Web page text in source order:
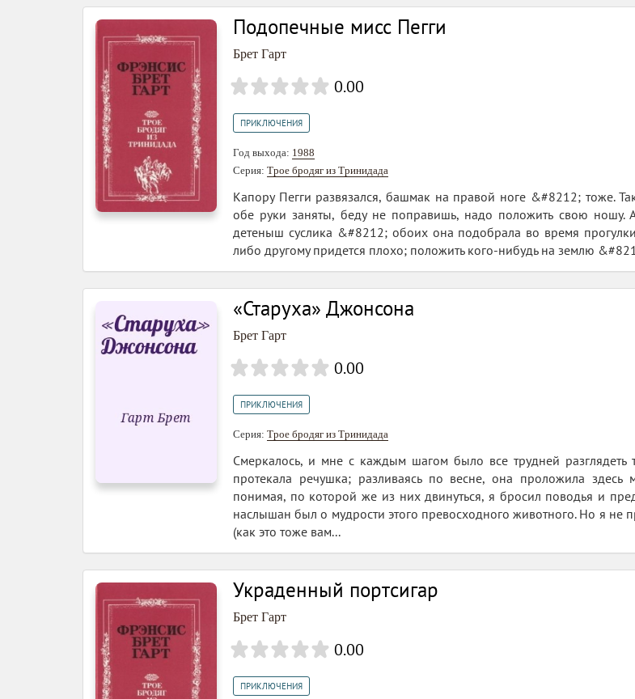
Подопечные мисс Пегги
Брет Гарт
0.00
ПРИКЛЮЧЕНИЯ
Год выхода: 1988
Серия: Трое бродяг из Тринидада
Капору Пегги развязался, башмак на правой ноге &#8212; тоже.
обе руки заняты, беду не поправишь, надо положить свою
детеныш суслика &#8212; обоих она подобрала во время
либо другому придется плохо; положить кого-нибудь на землю
«Старуха» Джонсона
Брет Гарт
0.00
ПРИКЛЮЧЕНИЯ
Серия: Трое бродяг из Тринидада
Смеркалось, и мне с каждым шагом было все трудней
протекала речушка; разливаясь по весне, она проложила
понимая, по которой же из них двинуться, я бросил поводья и
наслышан был о мудрости этого превосходного животного. Но я не
(как это тоже вам...
Украденный портсигар
Брет Гарт
0.00
ПРИКЛЮЧЕНИЯ